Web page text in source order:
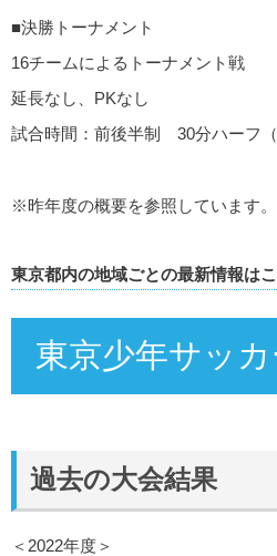
■決勝トーナメント
16チームによるトーナメント戦
延長なし、PKなし
試合時間：前後半制 30分ハーフ（
※昨年度の概要を参照しています。
東京都内の地域ごとの最新情報は
東京少年サッカ
過去の大会結果
＜2022年度＞